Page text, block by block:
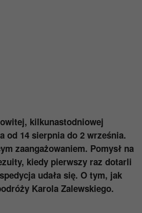
kilkunastodniowej
od 14 sierpnia do 2 września.
zaangażowaniem. Pomysł na
kiedy pierwszy raz dotarli
udała się. O tym, jak
Karola Zalewskiego.